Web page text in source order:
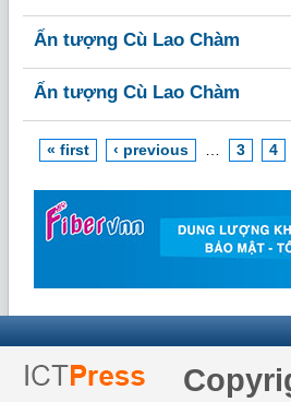
Ấn tượng Cù Lao Chàm
Ấn tượng Cù Lao Chàm
« first ‹ previous 3 4